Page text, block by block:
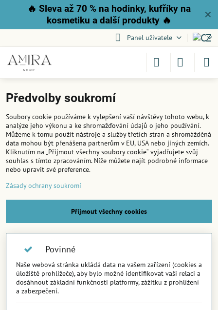
✕
🔥 Sleva až 70 % na hodinky, kufříky na
kosmetiku a další produkty 🔥
Panel uživatele
Předvolby soukromí
Soubory cookie používáme k vylepšení vaší návštěvy tohoto webu, k
analýze jeho výkonu a ke shromažďování údajů o jeho používání.
Můžeme k tomu použít nástroje a služby třetích stran a shromážděná
data mohou být přenášena partnerům v EU, USA nebo jiných zemích.
Kliknutím na „Přijmout všechny soubory cookie“ vyjadřujete svůj
souhlas s tímto zpracováním. Níže můžete najít podrobné informace
nebo upravit své preference.
Zásady ochrany soukromí
Přijmout všechny cookies
Povinné
Naše webová stránka ukládá data na vašem zařízení (cookies a
úložiště prohlížeče), aby bylo možné identifikovat vaši relaci a
dosáhnout základní funkčnosti platformy, zážitku z prohlížení
a zabezpečení.